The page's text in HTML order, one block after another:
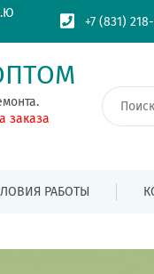
+7 (831)
заказа
РАБОТЫ